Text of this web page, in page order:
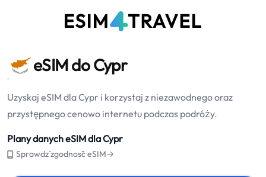
eSIM do Cypr
Uzyskaj eSIM dla Cypr i korzystaj z niezawodnego oraz
przystępnego cenowo internetu podczas podróży.
Plany danych eSIM dla Cypr
Sprawdź zgodność eSIM→